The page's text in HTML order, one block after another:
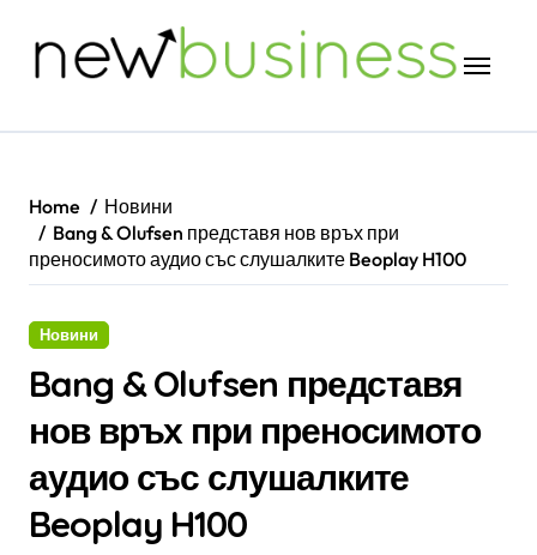
Home
Новини
Bang & Olufsen представя нов връх при
преносимото аудио със слушалките Beoplay H100
Новини
Bang & Olufsen представя
нов връх при преносимото
аудио със слушалките
Beoplay H100